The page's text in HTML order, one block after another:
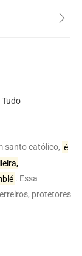
Tudo
santo católico, é
. Essa
protetores